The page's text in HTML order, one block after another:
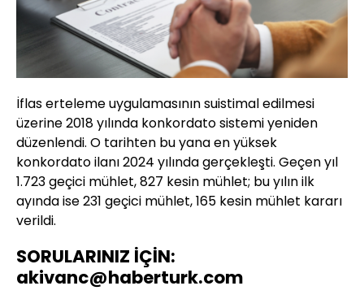
İflas erteleme uygulamasının suistimal edilmesi
üzerine 2018 yılında konkordato sistemi yeniden
düzenlendi. O tarihten bu yana en yüksek
konkordato ilanı 2024 yılında gerçekleşti. Geçen yıl
1.723 geçici mühlet, 827 kesin mühlet; bu yılın ilk
ayında ise 231 geçici mühlet, 165 kesin mühlet kararı
verildi.
SORULARINIZ İÇİN:
akivanc@haberturk.com